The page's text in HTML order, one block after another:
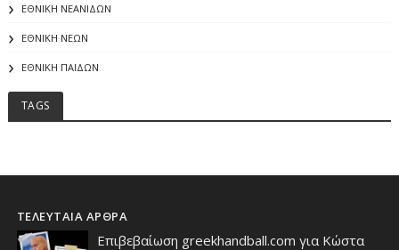
ΕΘΝΙΚΗ ΝΕΑΝΙΔΩΝ
ΕΘΝΙΚΗ ΝΕΩΝ
ΕΘΝΙΚΗ ΠΑΙΔΩΝ
TAGS
ΤΕΛΕΥΤΑΙΑ ΑΡΘΡΑ
Επιβεβαίωση greekhandball.com για Κώστα